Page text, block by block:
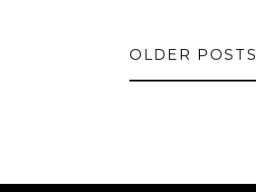
OLDER POSTS